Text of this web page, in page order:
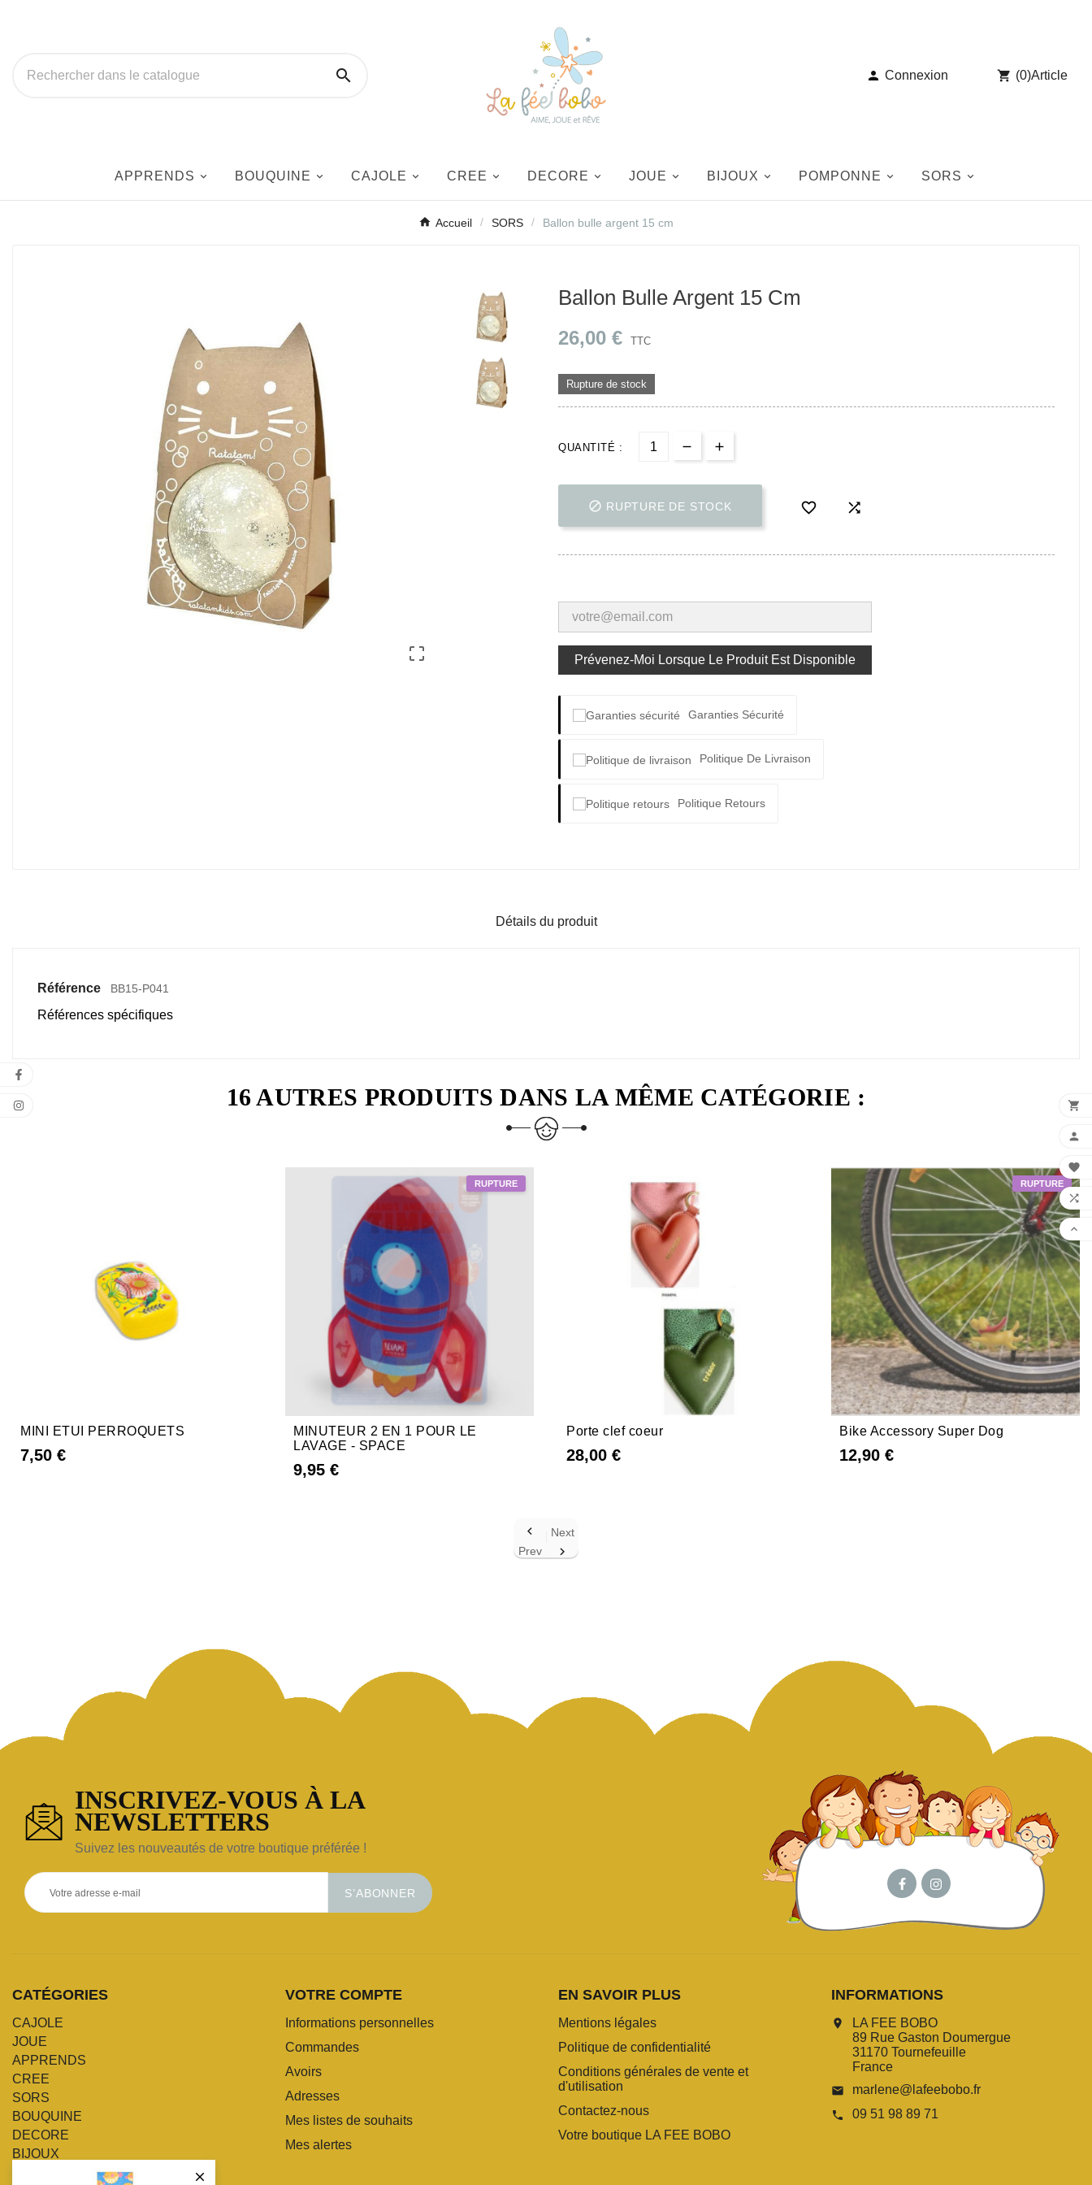

  Connexion  (0)Article
APPRENDS BOUQUINE CAJOLE CREE DECORE JOUE BIJOUX POMPONNE SORS
Accueil SORS Ballon bulle argent 15 cm

Ballon Bulle Argent 15 Cm
26,00 € TTC
Rupture de stock
QUANTITÉ :
 RUPTURE DE STOCK  
Prévenez-Moi Lorsque Le Produit Est Disponible
Garanties Sécurité
Politique De Livraison
Politique Retours
Détails du produit
Référence BB15-P041
Références spécifiques
16 AUTRES PRODUITS DANS LA MÊME CATÉGORIE :
MINI ETUI PERROQUETS
7,50 €
MINUTEUR 2 EN 1 POUR LE
LAVAGE - SPACE
9,95 €
Porte clef coeur
28,00 €
Bike Accessory Super Dog
12,90 €

Prev
Next

INSCRIVEZ-VOUS À LA
NEWSLETTERS
Suivez les nouveautés de votre boutique préférée !
S’ABONNER
CATÉGORIES
CAJOLE
JOUE
APPRENDS
CREE
SORS
BOUQUINE
DECORE
BIJOUX
VOTRE COMPTE
Informations personnelles
Commandes
Avoirs
Adresses
Mes listes de souhaits
Mes alertes
EN SAVOIR PLUS
Mentions légales
Politique de confidentialité
Conditions générales de vente et
d'utilisation
Contactez-nous
Votre boutique LA FEE BOBO
INFORMATIONS
location_on
LA FEE BOBO
89 Rue Gaston Doumergue
31170 Tournefeuille
France
email marlene@lafeebobo.fr
call 09 51 98 89 71




